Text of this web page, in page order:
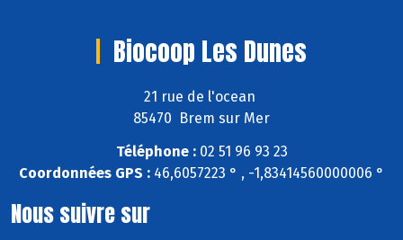
Biocoop Les Dunes
21 rue de l'ocean
85470 Brem sur Mer
Téléphone :02 51 96 93 23
Coordonnées GPS : 46,6057223 ° , -1,83414560000006 °
Nous suivre sur